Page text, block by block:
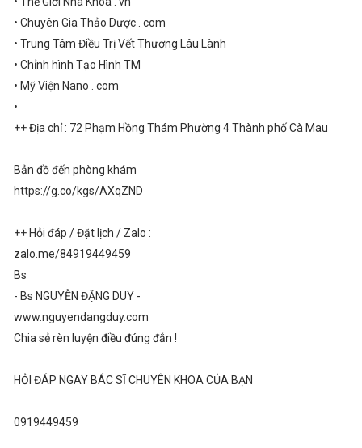
• Chuyên Gia Thảo Dược . com
• Trung Tâm Điều Trị Vết Thương Lâu Lành
• Chỉnh hình Tạo Hình TM
• Mỹ Viện Nano . com
•
++ Địa chỉ : 72 Phạm Hồng Thám Phường 4 Thành phố Cà Mau
Bản đồ đến phòng khám
https://g.co/kgs/AXqZND
++ Hỏi đáp / Đặt lịch / Zalo :
zalo.me/84919449459
Bs
- Bs NGUYỄN ĐẶNG DUY -
www.nguyendangduy.com
Chia sẻ rèn luyện điều đúng đắn !
HỎI ĐÁP NGAY BÁC SĨ CHUYÊN KHOA CỦA BẠN
0919449459